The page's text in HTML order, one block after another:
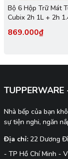
Bộ 6 Hộp Trữ Mát
Cubix 2h 1L + 2h
869.000₫
TUPPERWARE
Nhà bếp của bạn
sự tiện nghi, ngăn
Địa chỉ: 22 Dương
- TP Hồ Chí Minh -